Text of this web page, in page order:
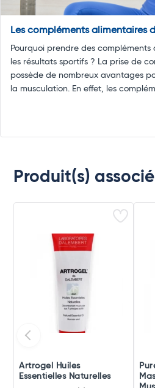
Les compléments alimentaires
Pourquoi prendre des
les résultats sportifs ? La prise de
possède de nombreux avantages
la musculation. En effet, les
Produit(s)
Artrogel Huiles
Essentielles Naturelles